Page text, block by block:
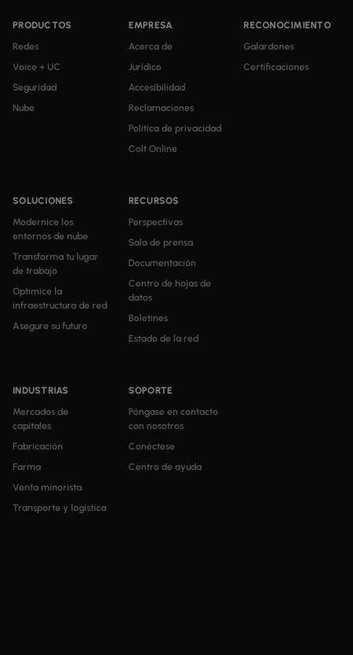
PRODUCTOS
Redes
Voice + UC
Seguridad
Nube
SOLUCIONES
Modernice los
entornos de nube
Transforma tu lugar
de trabajo
Optimice la
infraestructura de red
Asegure su futuro
INDUSTRIAS
Mercados de
capitales
Fabricación
Farma
Venta minorista
Transporte y logística
RECURSOS
Perspectivas
Sala de prensa
Documentación
Centro de hojas de
datos
Boletines
Estado de la red
EMPRESA
Acerca de
Jurídico
Accesibilidad
Reclamaciones
Política de privacidad
Colt Online
SOPORTE
Póngase en contacto
con nosotros
Conéctese
Centro de ayuda
RECONOCIMIENTO
Galardones
Certificaciones